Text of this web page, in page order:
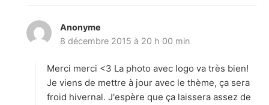
Anonyme
i
:
8 décembre 2015 à 20 h 00 min
Merci merci <3 La photo avec logo va très bien!
Je viens de mettre à jour avec le thème, ça sera
froid hivernal. J'espère que ça laissera assez de